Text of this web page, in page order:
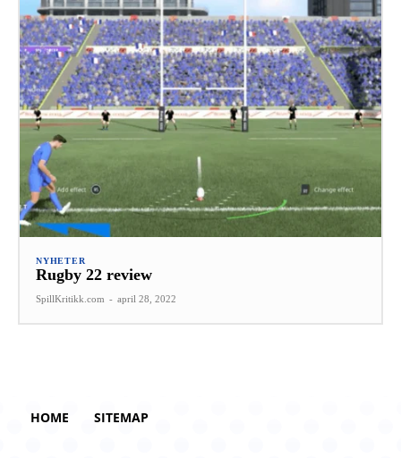
NYHETER
Rugby 22 review
SpillKritikk.com - april 28, 2022
HOME SITEMAP